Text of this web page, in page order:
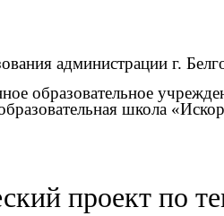
администрации г.
образовательное
школа
проект по